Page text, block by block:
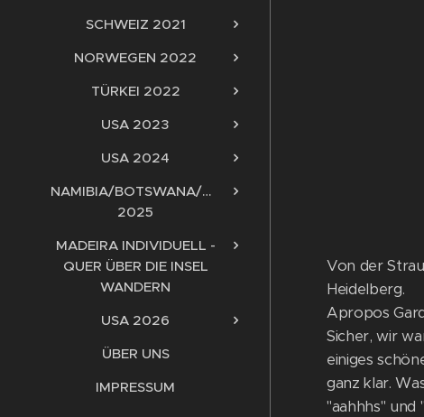
SCHWEIZ 2021
NORWEGEN 2022
TÜRKEI 2022
USA 2023
USA 2024
NAMIBIA/BOTSWANA/ZIMBABWE/SAMBIA
2025
MADEIRA INDIVIDUELL -
QUER ÜBER DIE INSEL
WANDERN
USA 2026
ÜBER UNS
IMPRESSUM
Von der
Heidelberg.
Apropos
Sicher, wir
einiges
ganz klar.
"aahhhs" und